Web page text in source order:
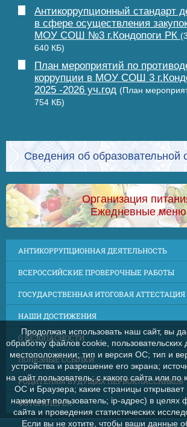
Антикоррупционный стандарт
в сфере осуществления
МОУ СОШ №3 г.Кондопоги РК
640 КБ)
План мероприятий по
коррупции в МОУ СОШ 3
2025 -2026 уч.год (План
754 КБ)
Сведения об образовательной
Организация
Ежедневные меню
АНТИКОРРУПЦИОННАЯ ДЕЯТЕЛЬНОСТЬ
ВСЕРОССИЙСКИЕ ПРОВЕРОЧНЫЕ РАБОТЫ
ГОСУДАРСТВЕННАЯ ИТОГОВАЯ АТТЕСТАЦИЯ
НАШИ ДОСТИЖЕНИЯ
О БЕЗОПАСНОСТИ
ПОЛЕЗНЫЕ ССЫЛКИ
РОДИТЕЛЯМ БУДУЩИХ ПЕРВОКЛАССНИКОВ
ФОТОГАЛЕРЕЯ
Продолжая использовать наш сайт, вы
обработку файлов cookie,
местоположении; тип и версия ОС; тип и
устройства и разрешение его экрана;
на сайт пользователь; с какого сайта или по
ОС и Браузера; какие страницы открывает
нажимает пользователь; ip-адрес) в целях
сайта и проведения статистических
Если вы не хотите, чтобы ваши данные